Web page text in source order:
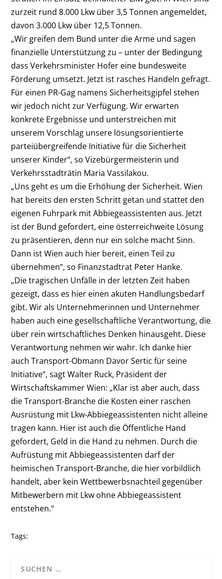
zurzeit rund 8.000 Lkw über 3,5 Tonnen angemeldet,
davon 3.000 Lkw über 12,5 Tonnen.
„Wir greifen dem Bund unter die Arme und sagen
finanzielle Unterstützung zu – unter der Bedingung
dass Verkehrsminister Hofer eine bundesweite
Förderung umsetzt. Jetzt ist rasches Handeln gefragt.
Für einen PR-Gag namens Sicherheitsgipfel stehen
wir jedoch nicht zur Verfügung. Wir erwarten
konkrete Ergebnisse und unterstreichen mit
unserem Vorschlag unsere lösungsorientierte
parteiübergreifende Initiative für die Sicherheit
unserer Kinder“,so Vizebürgermeisterin und
Verkehrsstadträtin Maria Vassilakou.
„Uns geht es um die Erhöhung der Sicherheit. Wien
hat bereits den ersten Schritt getan und stattet den
eigenen Fuhrpark mit Abbiegeassistenten aus. Jetzt
ist der Bund gefordert, eine österreichweite Lösung
zu präsentieren, denn nur ein solche macht Sinn.
Dann ist Wien auch hier bereit, einen Teil zu
übernehmen“,so Finanzstadtrat Peter Hanke.
„Die tragischen Unfälle in der letzten Zeit haben
gezeigt, dass es hier einen akuten Handlungsbedarf
gibt. Wir als Unternehmerinnen und Unternehmer
haben auch eine gesellschaftliche Verantwortung, die
über rein wirtschaftliches Denken hinausgeht. Diese
Verantwortung nehmen wir wahr. Ich danke hier
auch Transport-Obmann Davor Sertic für seine
Initiative“,sagt Walter Ruck, Präsident der
Wirtschaftskammer Wien: „Klar ist aber auch, dass
die Transport-Branche die Kosten einer raschen
Ausrüstung mit Lkw-Abbiegeassistenten nicht alleine
tragen kann. Hier ist auch die Öffentliche Hand
gefordert, Geld in die Hand zu nehmen. Durch die
Aufrüstung mit Abbiegeassistenten darf der
heimischen Transport-Branche, die hier vorbildlich
handelt, aber kein Wettbewerbsnachteil gegenüber
Mitbewerbern mit Lkw ohne Abbiegeassistent
entstehen.“
Tags: